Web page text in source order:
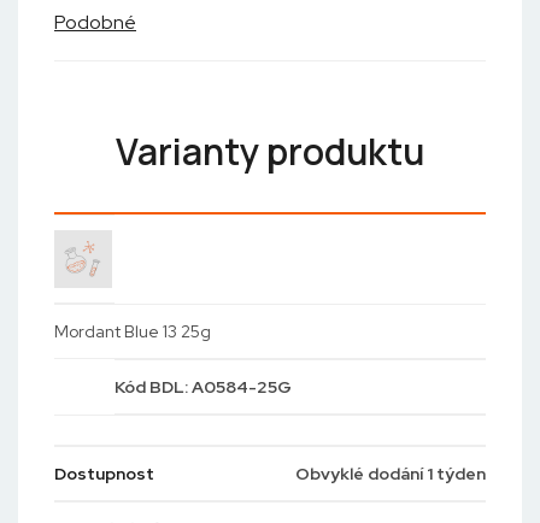
Podobné
Varianty produktu
Mordant Blue 13 25g
Kód BDL: A0584-25G
Dostupnost Obvyklé dodání 1 týden